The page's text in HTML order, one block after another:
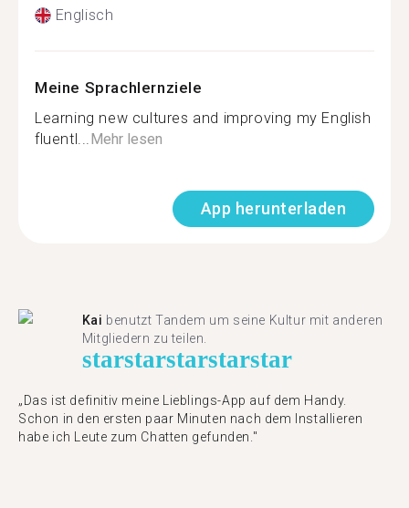
Englisch
Meine Sprachlernziele
Learning new cultures and improving my English
fluentl...Mehr lesen
App herunterladen
Kai benutzt Tandem um seine Kultur mit anderen
Mitgliedern zu teilen.
starstarstarstarstar
„Das ist definitiv meine Lieblings-App auf dem Handy.
Schon in den ersten paar Minuten nach dem Installieren
habe ich Leute zum Chatten gefunden."